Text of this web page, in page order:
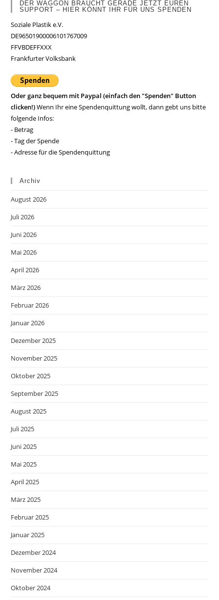
DER WAGGON BRAUCHT GERADE JETZT EUREN
SUPPORT – HIER KÖNNT IHR FÜR UNS SPENDEN
Soziale Plastik e.V.
DE96501900006101767009
FFVBDEFFXXX
Frankfurter Volksbank
Oder ganz bequem mit Paypal (einfach den "Spenden" Button
clicken!)Wenn Ihr eine Spendenquittung wollt, dann gebt uns bitte
folgende Infos:
- Betrag
- Tag der Spende
- Adresse für die Spendenquittung
Archiv
August 2026
Juli 2026
Juni 2026
Mai 2026
April 2026
März 2026
Februar 2026
Januar 2026
Dezember 2025
November 2025
Oktober 2025
September 2025
August 2025
Juli 2025
Juni 2025
Mai 2025
April 2025
März 2025
Februar 2025
Januar 2025
Dezember 2024
November 2024
Oktober 2024